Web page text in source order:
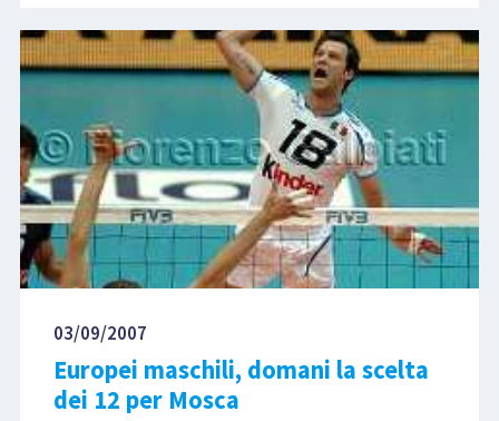
03/09/2007
Europei maschili, domani la scelta
dei 12 per Mosca